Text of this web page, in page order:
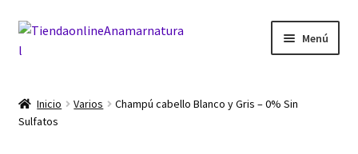
Ir
a
Ir
al
Menú
Blog
Inicio Varios
Champú cabello Blanco y Gris – 0% Sin
Sulfatos